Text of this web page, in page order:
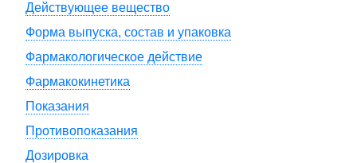
Действующее вещество
Форма выпуска, состав и упаковка
Фармакологическое действие
Фармакокинетика
Показания
Противопоказания
Дозировка